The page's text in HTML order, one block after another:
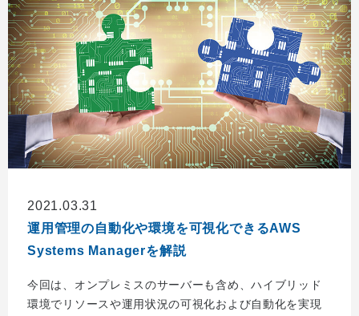
2021.03.31
運用管理の自動化や環境を可視化できるAWS
Systems Managerを解説
今回は、オンプレミスのサーバーも含め、ハイブリッド
環境でリソースや運用状況の可視化および自動化を実現